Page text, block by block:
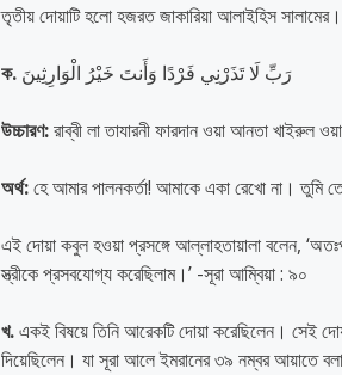
তৃতীয় দোয়াটি হলো হজরত জাকারিয়া আলাইহিস
ক. رَبِّ لَا تَذَرْنِي فَرْدًا وَأَنتَ خَيْرُ الْوَارِثِينَ
উচ্চারণ:রাব্বী লা তাযারনী ফারদান ওয়া আনতা খাইরুল
অর্থ:হে আমার পালনকর্তা! আমাকে একা রেখো না। তুমি
এই দোয়া কবুল হওয়া প্রসঙ্গে আল্লাহতায়ালা বলেন,
স্ত্রীকে প্রসবযোগ্য করেছিলাম।’ -সূরা আম্বিয়া : ৯০
খ.একই বিষয়ে তিনি আরেকটি দোয়া করেছিলেন। সেই
দিয়েছিলেন। যা সূরা আলে ইমরানের ৩৯ নম্বর আয়াতে